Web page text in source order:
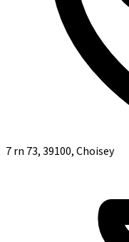
7 rn 73, 39100, Choisey